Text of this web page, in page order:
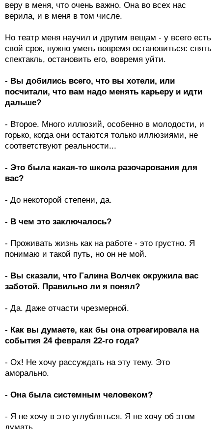
веру в меня, что очень важно. Она во всех нас
верила, и в меня в том числе.
Но театр меня научил и другим вещам - у всего есть
свой срок, нужно уметь вовремя остановиться: снять
спектакль, остановить его, вовремя уйти.
- Вы добились всего, что вы хотели, или
посчитали, что вам надо менять карьеру и идти
дальше?
- Второе. Много иллюзий, особенно в молодости, и
горько, когда они остаются только иллюзиями, не
соответствуют реальности...
- Это была какая-то школа разочарования для
вас?
- До некоторой степени, да.
- В чем это заключалось?
- Проживать жизнь как на работе - это грустно. Я
понимаю и такой путь, но он не мой.
- Вы сказали, что Галина Волчек окружила вас
заботой. Правильно ли я понял?
- Да. Даже отчасти чрезмерной.
- Как вы думаете, как бы она отреагировала на
события 24 февраля 22-го года?
- Ох! Не хочу рассуждать на эту тему. Это
аморально.
- Она была системным человеком?
- Я не хочу в это углубляться. Я не хочу об этом